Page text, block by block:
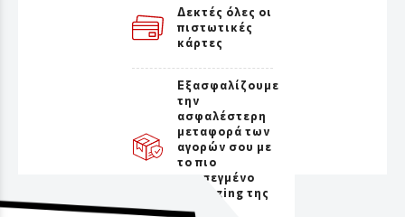
Δεκτές όλες οι
πιστωτικές
κάρτες
Εξασφαλίζουμε
την
ασφαλέστερη
μεταφορά των
αγορών σου με
το πιο
προσεγμένο
packaging της
αγοράς